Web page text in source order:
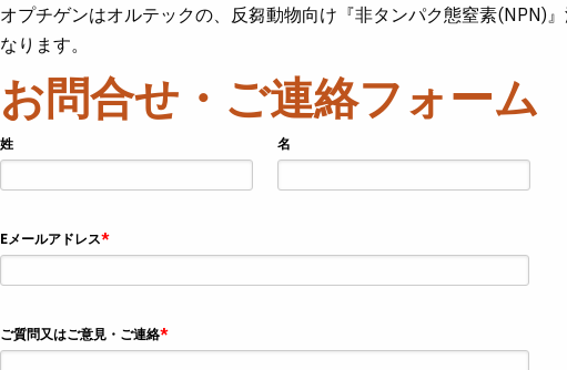
Skip
to
main
オプチゲンはオルテックの、反芻動物向け『非タンパク態窒素(NPN)
なります。
お問合せ・ご連絡フォーム
姓 名
Eメールアドレス*
ご質問又はご意見・ご連絡*